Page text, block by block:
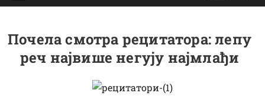
Почела смотра рецитатора: лепу
реч највише негују најмлађи